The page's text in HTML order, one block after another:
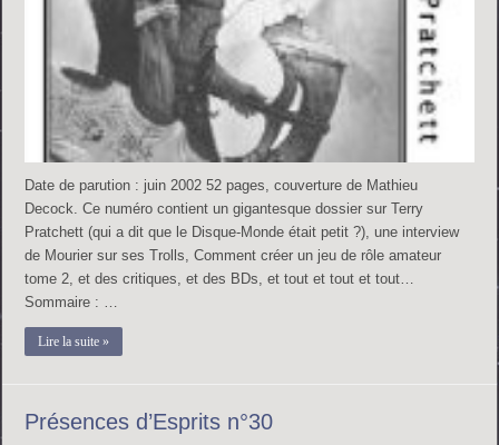
Date de parution : juin 2002 52 pages, couverture de Mathieu
Decock. Ce numéro contient un gigantesque dossier sur Terry
Pratchett (qui a dit que le Disque-Monde était petit ?), une interview
de Mourier sur ses Trolls, Comment créer un jeu de rôle amateur
tome 2, et des critiques, et des BDs, et tout et tout et tout…
Sommaire : …
Lire la suite »
Présences d’Esprits n°30